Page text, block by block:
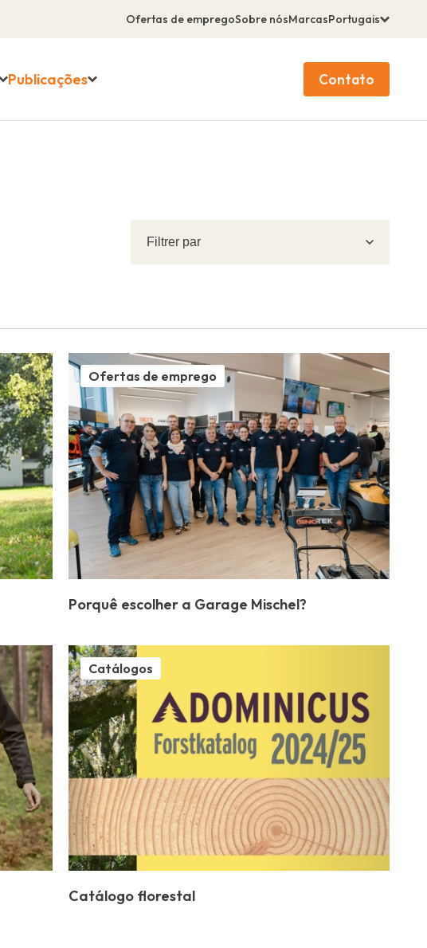
Ofertas de empregoSobre nósMarcasPortugais
Publicações Contato
por
Ofertas de emprego
Porquê escolher a Garage Mischel?
Catálogos
Catálogo florestal